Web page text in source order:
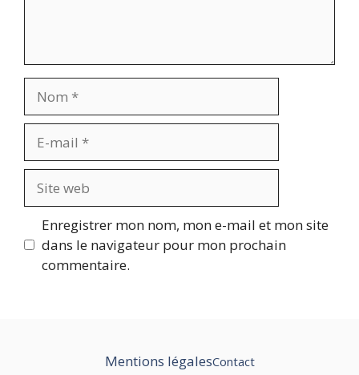
mail
web
Enregistrer mon nom, mon e-mail et mon site
dans le navigateur pour mon prochain
commentaire.
Mentions légalesContact